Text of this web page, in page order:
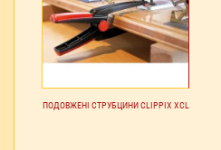
ПОДОВЖЕНІ СТРУБЦИНИ CLIPPIX XCL